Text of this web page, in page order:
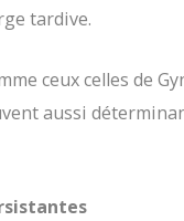
tardive.
ceux celles de
aussi